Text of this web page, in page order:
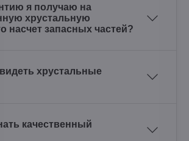
я получаю на
хрустальную
насчет запасных частей?
хрустальные
качественный